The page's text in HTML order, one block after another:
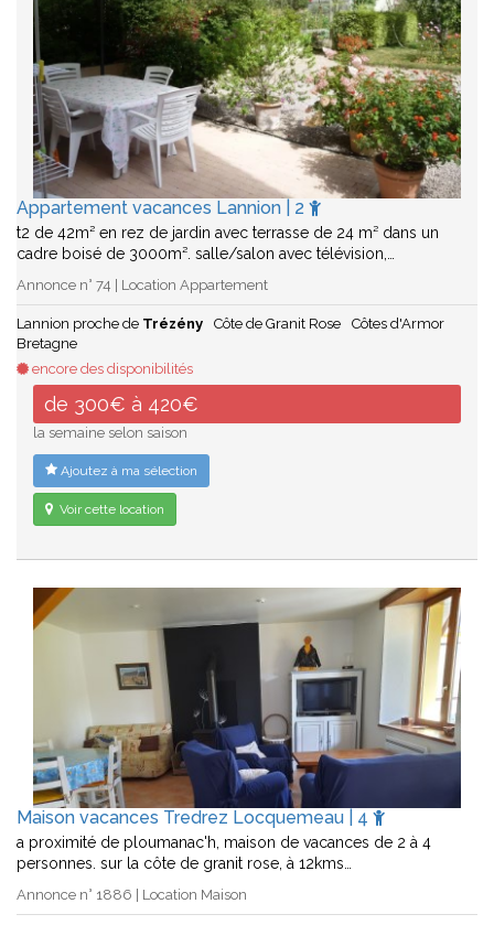
Appartement vacances Lannion | 2
t2 de 42m² en rez de jardin avec terrasse de 24 m² dans un
cadre boisé de 3000m². salle/salon avec télévision,…
Annonce n° 74 | Location Appartement
Lannion proche de Trézény Côte de Granit Rose
Côtes d'Armor
Bretagne
encore des disponibilités
de 300€ à 420€
la semaine selon saison
Ajoutez à ma sélection
Voir cette location
Maison vacances Tredrez Locquemeau | 4
a proximité de ploumanac'h, maison de vacances de 2 à 4
personnes. sur la côte de granit rose, à 12kms…
Annonce n° 1886 | Location Maison